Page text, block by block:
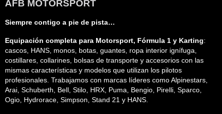
AFB MOTORSPORT
Siempre contigo a pie de pista…
Equipación completa para Motorsport, Fórmula 1 y Karting:
cascos, HANS, monos, botas, guantes, ropa interior ignífuga,
costillares, collarines, bolsas de transporte y accesorios con las
mismas características y modelos que utilizan los pilotos
profesionales. Trabajamos con marcas líderes como Alpinestars,
Arai, Schuberth, Bell, Stilo, HRX, Puma, Bengio, Pirelli, Sparco,
Ogio, Hydrorace, Simpson, Stand 21 y HANS.